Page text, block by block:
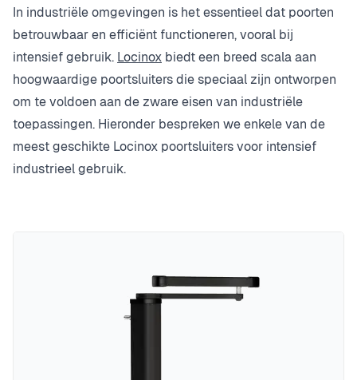
In industriële omgevingen is het essentieel dat poorten
betrouwbaar en efficiënt functioneren, vooral bij
intensief gebruik. Locinox biedt een breed scala aan
hoogwaardige poortsluiters die speciaal zijn ontworpen
om te voldoen aan de zware eisen van industriële
toepassingen. Hieronder bespreken we enkele van de
meest geschikte Locinox poortsluiters voor intensief
industrieel gebruik.